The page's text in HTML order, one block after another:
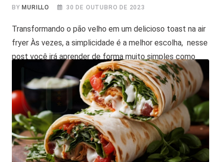
BYMURILLO 30 DE OUTUBRO DE 2023
Transformando o pão velho em um delicioso toast na air
fryer Às vezes, a simplicidade é a melhor escolha, nesse
post você irá aprender de forma muito simples como
transformar o Pão Velho em um Delicioso Toast na Air
Fryer. Se você já se viu com um pão amanhecido e se
perguntou o que fazer